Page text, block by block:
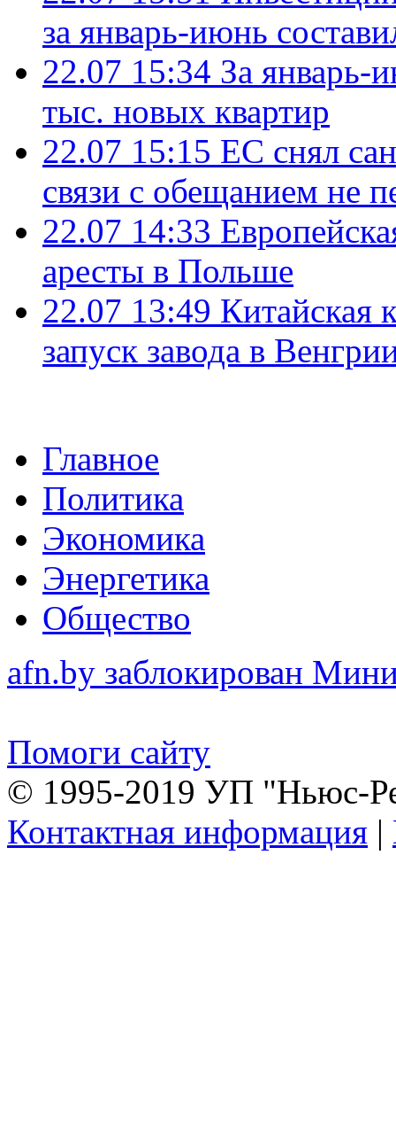
за январь-июнь
22.07 15:34 За январь-
тыс. новых квартир
22.07 15:15 ЕС снял
связи с обещанием не
22.07 14:33
аресты в Польше
22.07 13:49 Китайская
запуск завода в
Главное
Политика
Экономика
Энергетика
Общество
afn.by заблокирован
Помоги сайту
© 1995-2019 УП "Ньюс-
Контактная информация |